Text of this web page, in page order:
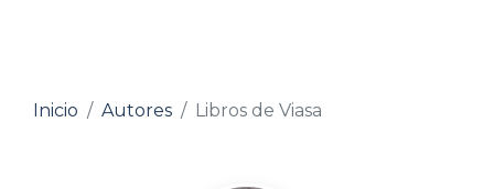
Inicio Autores Libros de Viasa